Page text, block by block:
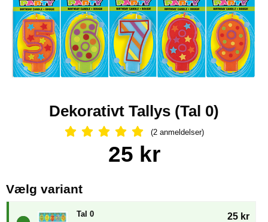
Dekorativt Tallys (Tal 0)
Anmeldelser: 5 Stjerne, Spring til
(2 anmeldelser)
Køb dette produkt Dekorativt Tallys
pris
25 kr
Vælg variant, (Valg af en ny radioknap vil
Tal 0 25 kr